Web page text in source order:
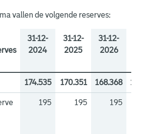
vallen de volgende reserves:
31-12-
2024
31-12-
2025
31-12-
2026
174.535 170.351 168.368
195 195 195